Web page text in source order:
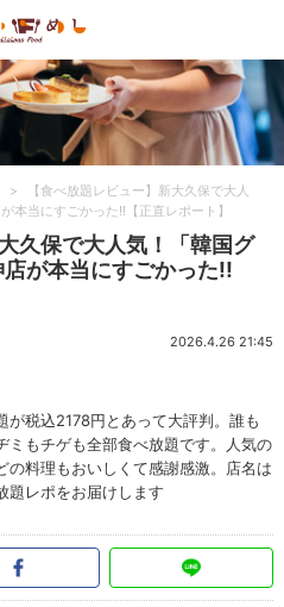
>
【食べ放題レビュー】新大久保で大人
本当にすごかった!!【正直レポート】
久保で大人気！「韓国グ
が本当にすごかった!!
2026.4.26 21:45
税込2178円とあって大評判。誰も
ミもチゲも全部食べ放題です。人気の
の料理もおいしくて感謝感激。店名は
題レポをお届けします